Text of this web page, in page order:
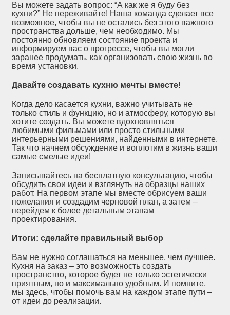
Вы можете задать вопрос: “А как же я буду без
кухни?” Не переживайте! Наша команда сделает все
возможное, чтобы вы не остались без этого важного
пространства дольше, чем необходимо. Мы
постоянно обновляем состояние проекта и
информируем вас о прогрессе, чтобы вы могли
заранее продумать, как организовать свою жизнь во
время установки.
Давайте создавать кухню мечты вместе!
Когда дело касается кухни, важно учитывать не
только стиль и функцию, но и атмосферу, которую вы
хотите создать. Вы можете вдохновляться
любимыми фильмами или просто стильными
интерьерными решениями, найденными в интернете.
Так что начнем обсуждение и воплотим в жизнь ваши
самые смелые идеи!
Записывайтесь на бесплатную консультацию, чтобы
обсудить свои идеи и взглянуть на образцы наших
работ. На первом этапе мы вместе обрисуем ваши
пожелания и создадим черновой план, а затем –
перейдем к более детальным этапам
проектирования.
Итоги: сделайте правильный выбор
Вам не нужно соглашаться на меньшее, чем лучшее.
Кухня на заказ – это возможность создать
пространство, которое будет не только эстетически
приятным, но и максимально удобным. И помните,
мы здесь, чтобы помочь вам на каждом этапе пути –
от идеи до реализации.